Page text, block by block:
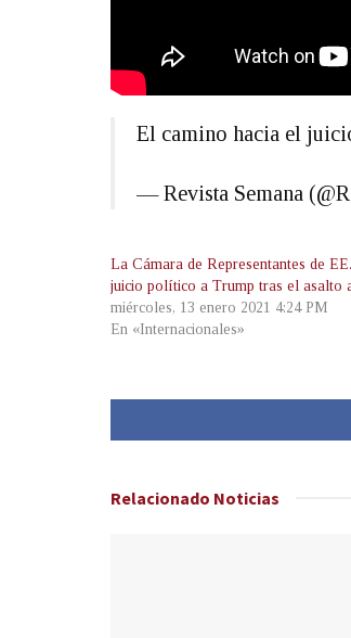
El camino hacia el
— Revista Semana
La Cámara de Representantes de
juicio político a Trump tras el asalto
miércoles, 13 enero 2021 4:24 PM
En «Internacionales»
Relacionado Noticias